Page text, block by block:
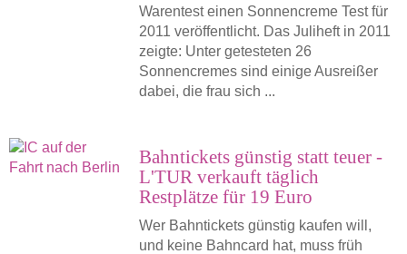
Warentest einen Sonnencreme Test für
2011 veröffentlicht. Das Juliheft in 2011
zeigte: Unter getesteten 26
Sonnencremes sind einige Ausreißer
dabei, die frau sich ...
Bahntickets günstig statt teuer -
L'TUR verkauft täglich
Restplätze für 19 Euro
Wer Bahntickets günstig kaufen will,
und keine Bahncard hat, muss früh